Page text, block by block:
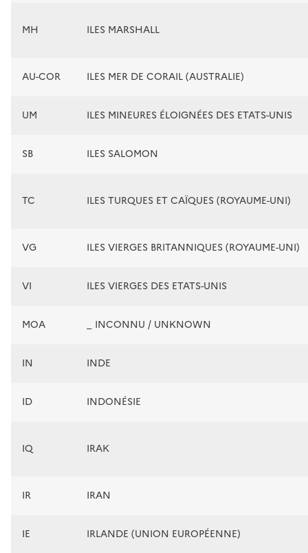
MH ILES MARSHALL
AU-COR ILES MER DE CORAIL (AUSTRALIE)
UM ILES MINEURES ÉLOIGNÉES DES ETATS-UNIS
SB ILES SALOMON
TC ILES TURQUES ET CAÏQUES (ROYAUME-UNI)
VG ILES VIERGES BRITANNIQUES (ROYAUME-UNI)
VI ILES VIERGES DES ETATS-UNIS
MOA _ INCONNU / UNKNOWN
IN INDE
ID INDONÉSIE
IQ IRAK
IR IRAN
IE IRLANDE (UNION EUROPÉENNE)